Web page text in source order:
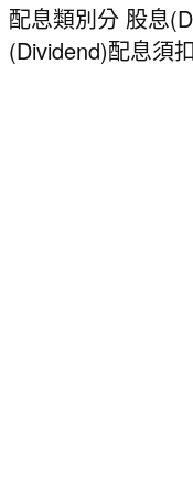
配息類別分 股息
(Dividend)配息須